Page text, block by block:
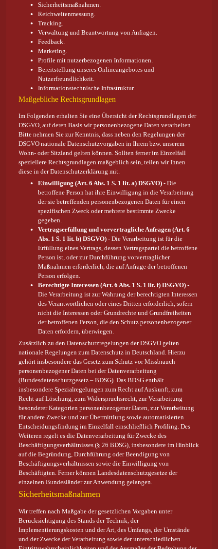
Sicherheitsmaßnahmen.
Reichweitenmessung.
Tracking.
Verwaltung und Beantwortung von Anfragen.
Feedback.
Marketing.
Profile mit nutzerbezogenen Informationen.
Bereitstellung unseres Onlineangebotes und
Nutzerfreundlichkeit.
Informationstechnische Infrastruktur.
Maßgebliche Rechtsgrundlagen
Im Folgenden erhalten Sie eine Übersicht der Rechtsgrundlagen der
DSGVO, auf deren Basis wir personenbezogene Daten verarbeiten.
Bitte nehmen Sie zur Kenntnis, dass neben den Regelungen der
DSGVO nationale Datenschutzvorgaben in Ihrem bzw. unserem
Wohn- oder Sitzland gelten können. Sollten ferner im Einzelfall
speziellere Rechtsgrundlagen maßgeblich sein, teilen wir Ihnen
diese in der Datenschutzerklärung mit.
Einwilligung (Art. 6 Abs. 1 S. 1 lit. a) DSGVO) - Die
betroffene Person hat ihre Einwilligung in die Verarbeitung
der sie betreffenden personenbezogenen Daten für einen
spezifischen Zweck oder mehrere bestimmte Zwecke
gegeben.
Vertragserfüllung und vorvertragliche Anfragen (Art. 6
Abs. 1 S. 1 lit. b) DSGVO) - Die Verarbeitung ist für die
Erfüllung eines Vertrags, dessen Vertragspartei die betroffene
Person ist, oder zur Durchführung vorvertraglicher
Maßnahmen erforderlich, die auf Anfrage der betroffenen
Person erfolgen.
Berechtigte Interessen (Art. 6 Abs. 1 S. 1 lit. f) DSGVO) -
Die Verarbeitung ist zur Wahrung der berechtigten Interessen
des Verantwortlichen oder eines Dritten erforderlich, sofern
nicht die Interessen oder Grundrechte und Grundfreiheiten
der betroffenen Person, die den Schutz personenbezogener
Daten erfordern, überwiegen.
Zusätzlich zu den Datenschutzregelungen der DSGVO gelten
nationale Regelungen zum Datenschutz in Deutschland. Hierzu
gehört insbesondere das Gesetz zum Schutz vor Missbrauch
personenbezogener Daten bei der Datenverarbeitung
(Bundesdatenschutzgesetz – BDSG). Das BDSG enthält
insbesondere Spezialregelungen zum Recht auf Auskunft, zum
Recht auf Löschung, zum Widerspruchsrecht, zur Verarbeitung
besonderer Kategorien personenbezogener Daten, zur Verarbeitung
für andere Zwecke und zur Übermittlung sowie automatisierten
Entscheidungsfindung im Einzelfall einschließlich Profiling. Des
Weiteren regelt es die Datenverarbeitung für Zwecke des
Beschäftigungsverhältnisses (§ 26 BDSG), insbesondere im Hinblick
auf die Begründung, Durchführung oder Beendigung von
Beschäftigungsverhältnissen sowie die Einwilligung von
Beschäftigten. Ferner können Landesdatenschutzgesetze der
einzelnen Bundesländer zur Anwendung gelangen.
Sicherheitsmaßnahmen
Wir treffen nach Maßgabe der gesetzlichen Vorgaben unter
Berücksichtigung des Stands der Technik, der
Implementierungskosten und der Art, des Umfangs, der Umstände
und der Zwecke der Verarbeitung sowie der unterschiedlichen